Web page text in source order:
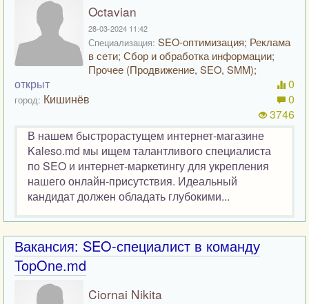
Octavian
28-03-2024 11:42
Специализация: SEO-оптимизация; Реклама
в сети; Сбор и обработка информации;
Прочее (Продвижение, SEO, SMM);
открыт
город: Кишинёв
0
0
3746
В нашем быстрорастущем интернет-магазине
Kaleso.md мы ищем талантливого специалиста
по SEO и интернет-маркетингу для укрепления
нашего онлайн-присутствия. Идеальный
кандидат должен обладать глубокими...
Вакансия: SEO-специалист в команду
TopOne.md
Ciornai Nikita